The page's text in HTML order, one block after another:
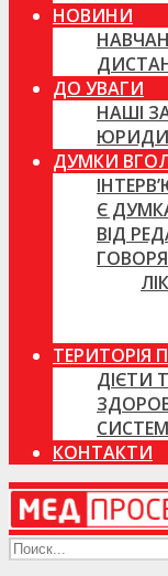
НОВИНИ
ДО УВАГИ
НАШІ
ДУМКИ
Є
ВІД
ТЕРИТОРІЯ
ДІЄТИ
КОНТАКТИ